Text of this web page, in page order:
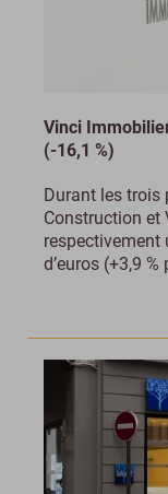
Vinci
(-16,1 %)
Durant les trois
Construction et
respectivement
d’euros (+3,9